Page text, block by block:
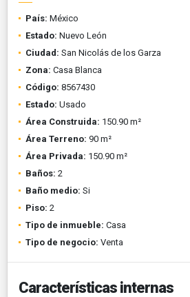
País: México
Estado: Nuevo León
Ciudad: San Nicolás de los Garza
Zona: Casa Blanca
Código: 8567430
Estado: Usado
Área Construida: 150.90 m²
Área Terreno: 90 m²
Área Privada: 150.90 m²
Baños: 2
Baño medio: Si
Piso: 2
Tipo de inmueble: Casa
Tipo de negocio: Venta
Características internas